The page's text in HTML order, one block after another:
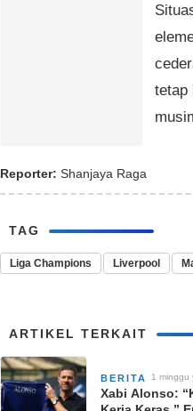
tetap
Reporter: Shanjaya Raga
TAG
Liga Champions Liverpool
ARTIKEL TERKAIT
BERITA 1 minggu
Xabi Alonso: